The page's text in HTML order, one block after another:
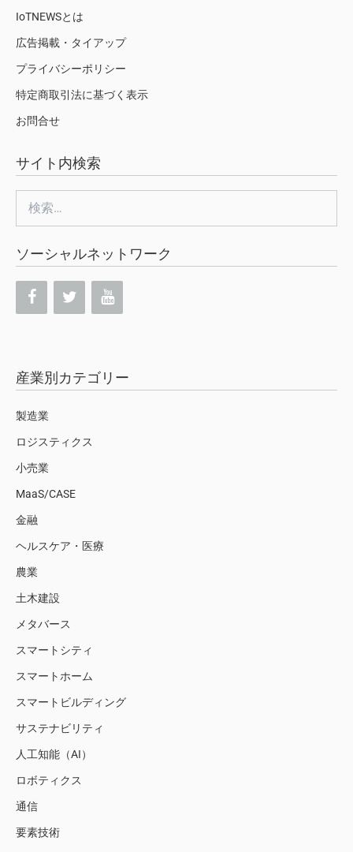
IoTNEWSとは
広告掲載・タイアップ
プライバシーポリシー
特定商取引法に基づく表示
お問合せ
サイト内検索
索:
ソーシャルネットワーク
産業別カテゴリー
製造業
ロジスティクス
小売業
MaaS/CASE
金融
ヘルスケア・医療
農業
土木建設
メタバース
スマートシティ
スマートホーム
スマートビルディング
サステナビリティ
人工知能（AI）
ロボティクス
通信
要素技術